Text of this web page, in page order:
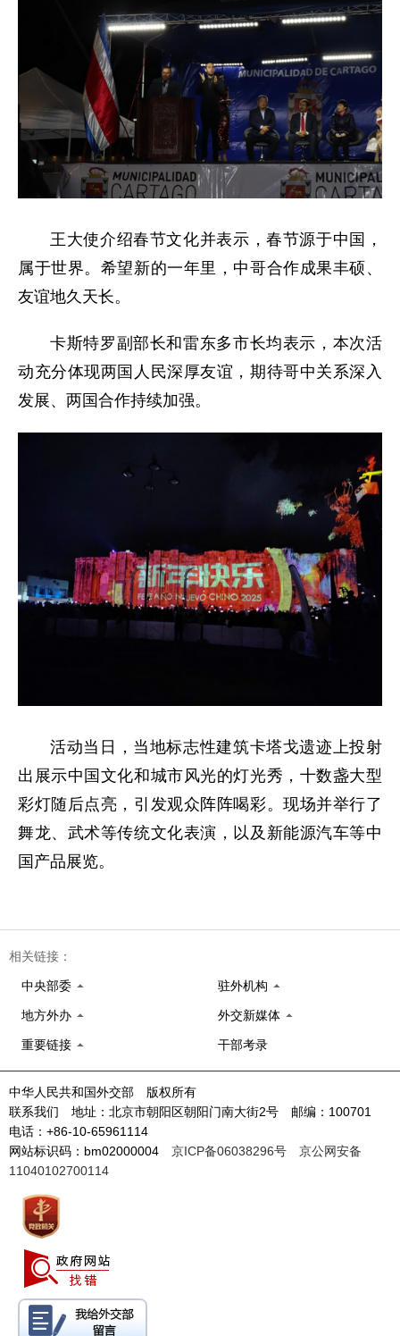
王大使介绍春节文化并表示，春节源于中国，
属于世界。希望新的一年里，中哥合作成果丰硕、
友谊地久天长。
卡斯特罗副部长和雷东多市长均表示，本次活
动充分体现两国人民深厚友谊，期待哥中关系深入
发展、两国合作持续加强。
活动当日，当地标志性建筑卡塔戈遗迹上投射
出展示中国文化和城市风光的灯光秀，十数盏大型
彩灯随后点亮，引发观众阵阵喝彩。现场并举行了
舞龙、武术等传统文化表演，以及新能源汽车等中
国产品展览。
相关链接：
中央部委 驻外机构
地方外办 外交新媒体
重要链接 干部考录
中华人民共和国外交部 版权所有
联系我们 地址：北京市朝阳区朝阳门南大街2号 邮编：100701
电话：+86-10-65961114
网站标识码：bm02000004 京ICP备06038296号
京公网安备
11040102700114